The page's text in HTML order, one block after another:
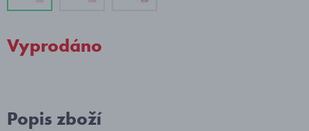
Vyprodáno
Popis zboží